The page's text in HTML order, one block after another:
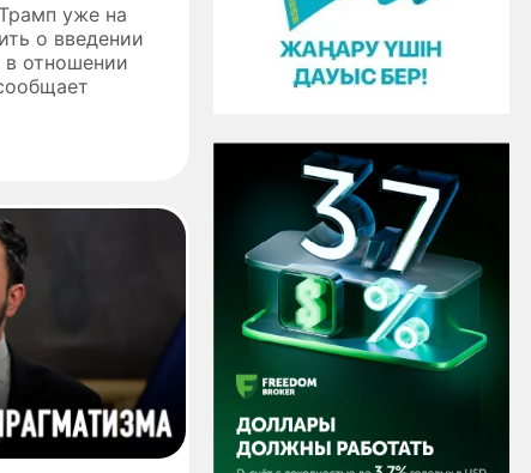
уже на
о введении
отношении